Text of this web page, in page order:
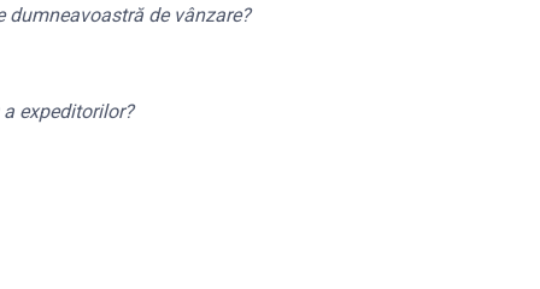
dumneavoastră de vânzare?
expeditorilor?